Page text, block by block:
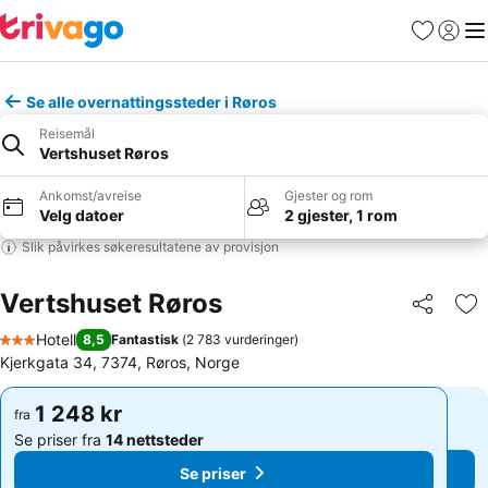
Favoritter
Logg
Se alle overnattingssteder i Røros
Reisemål
Vertshuset Røros
Ankomst/avreise
Velg datoer
Gjester og rom
2 gjester, 1 rom
Slik påvirkes søkeresultatene av provisjon
Vertshuset Røros Del
3 Stjerner
Hotell 8,5 Fantastisk (2 783 vurderinger)
Kjerkgata 34, 7374, Røros, Norge
fra 1 248 kr
Se priser fra 14 nettsteder
Se priser
fra 1 248 kr
Se priser fra 14 nettsteder
Se priser